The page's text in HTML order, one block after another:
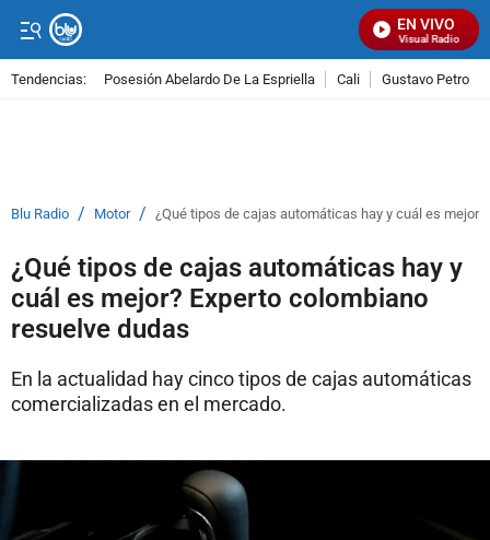
EN VIVO
Señal Visual Radio
Tendencias: Posesión Abelardo De La Espriella Cali Gustavo Petro
Blu Radio / Motor / ¿Qué tipos de cajas automáticas hay y cuál es
¿Qué tipos de cajas automáticas hay y
cuál es mejor? Experto colombiano
resuelve dudas
En la actualidad hay cinco tipos de cajas automáticas
comercializadas en el mercado.